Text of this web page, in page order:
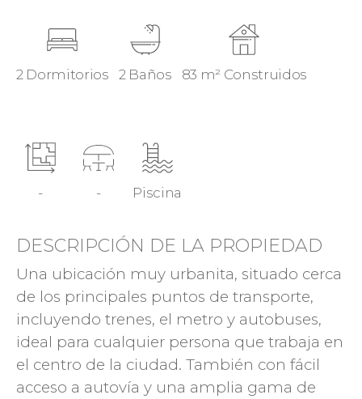
2 Dormitorios 2 Baños 83 m² Construidos
- - Piscina
DESCRIPCIÓN DE LA PROPIEDAD
Una ubicación muy urbanita, situado cerca
de los principales puntos de transporte,
incluyendo trenes, el metro y autobuses,
ideal para cualquier persona que trabaja en
el centro de la ciudad. También con fácil
acceso a autovía y una amplia gama de